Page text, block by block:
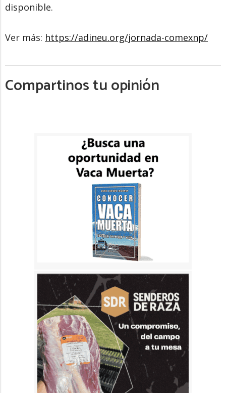
disponible.
Ver más: https://adineu.org/jornada-comexnp/
Compartinos tu opinión